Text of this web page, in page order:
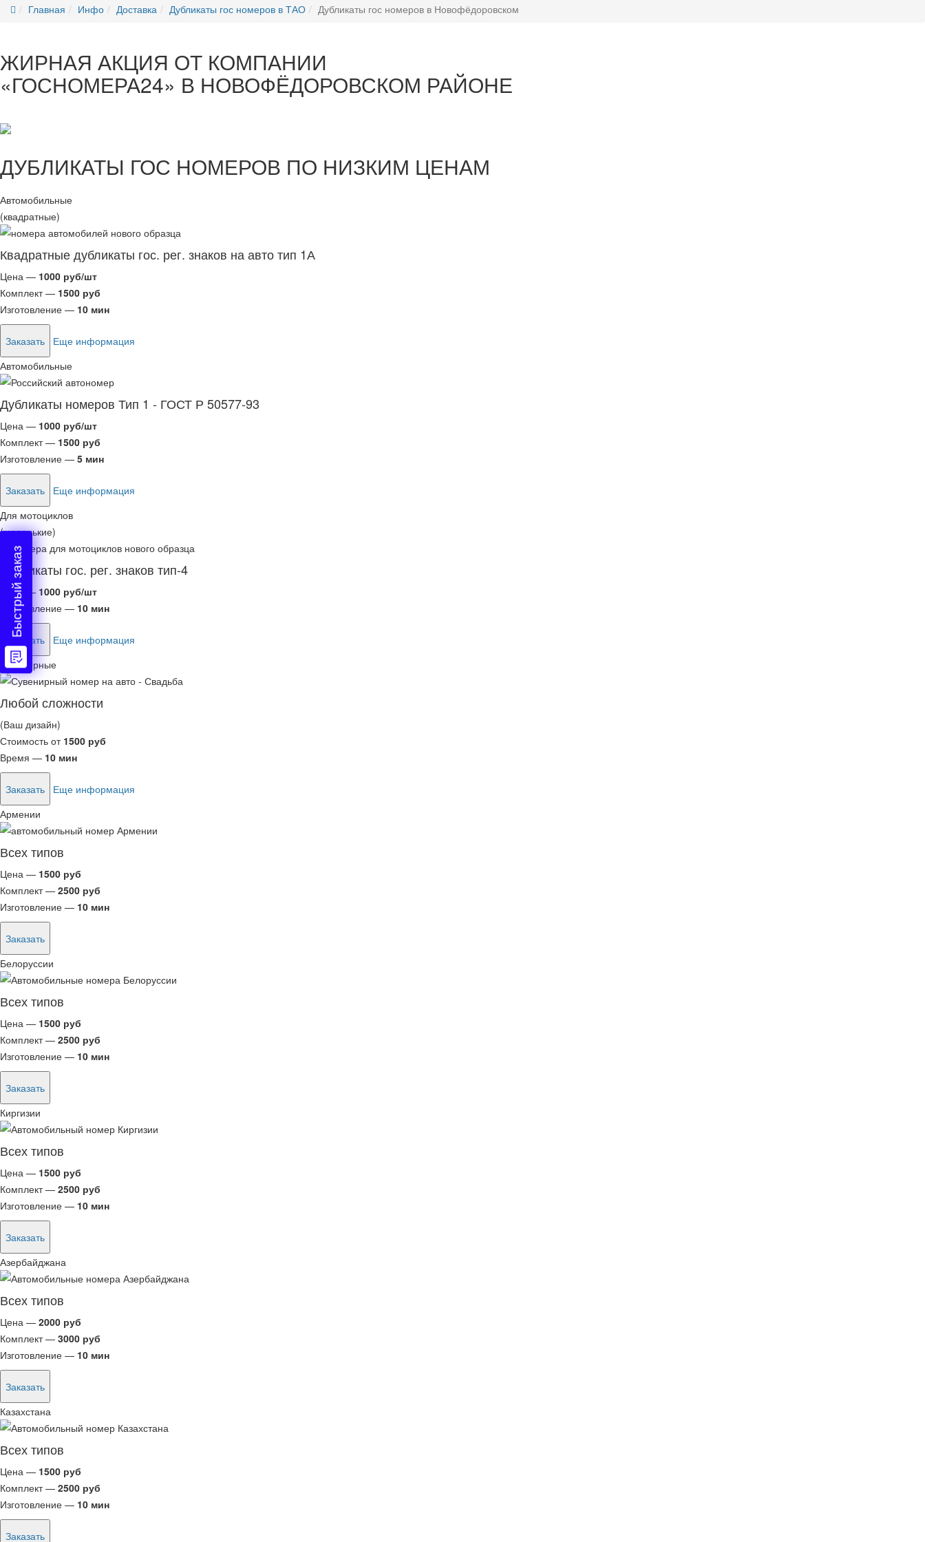
Главная Инфо Доставка Дубликаты гос номеров в ТАО Дубликаты гос номеров в Новофёдоровском
ЖИРНАЯ АКЦИЯ ОТ КОМПАНИИ
«ГОСНОМЕРА24» В НОВОФЁДОРОВСКОМ РАЙОНЕ
ДУБЛИКАТЫ ГОС НОМЕРОВ ПО НИЗКИМ ЦЕНАМ
Автомобильные
(квадратные)
Квадратные дубликаты гос. рег. знаков на авто тип 1А
Цена — 1000 руб/шт
Комплект — 1500 руб
Изготовление — 10 мин
Заказать
Еще информация
Автомобильные
Дубликаты номеров Тип 1 - ГОСТ Р 50577-93
Цена — 1000 руб/шт
Комплект — 1500 руб
Изготовление — 5 мин
Заказать
Еще информация
Для мотоциклов
(маленькие)
Дубликаты гос. рег. знаков тип-4
Цена — 1000 руб/шт
Изготовление — 10 мин
Заказать
Еще информация
Сувенирные
Любой сложности
(Ваш дизайн)
Стоимость от 1500 руб
Время — 10 мин
Заказать
Еще информация
Армении
Всех типов
Цена — 1500 руб
Комплект — 2500 руб
Изготовление — 10 мин
Заказать
Белоруссии
Всех типов
Цена — 1500 руб
Комплект — 2500 руб
Изготовление — 10 мин
Заказать
Киргизии
Всех типов
Цена — 1500 руб
Комплект — 2500 руб
Изготовление — 10 мин
Заказать
Азербайджана
Всех типов
Цена — 2000 руб
Комплект — 3000 руб
Изготовление — 10 мин
Заказать
Казахстана
Всех типов
Цена — 1500 руб
Комплект — 2500 руб
Изготовление — 10 мин
Заказать
Быстрый заказ